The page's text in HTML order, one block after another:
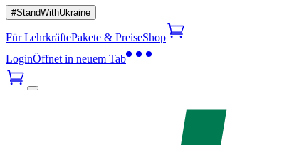
#StandWithUkraine
Für LehrkräftePakete & PreiseShop
LoginÖffnet in neuem Tab